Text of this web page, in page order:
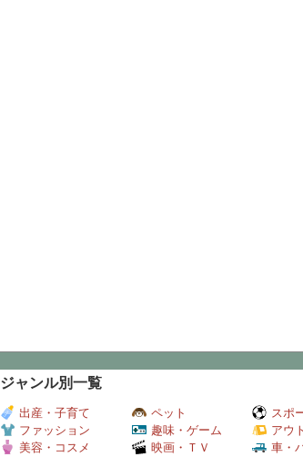
ジャンル別一覧
出産・子育て
ファッション
美容・コスメ
ペット
趣味・ゲーム
映画・ＴＶ
スポ
アウ
車・